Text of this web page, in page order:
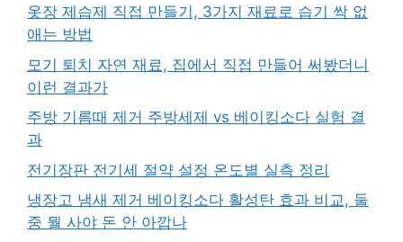
옷장 제습제 직접 만들기, 3가지 재료로 습기 싹 없
애는 방법
모기 퇴치 자연 재료, 집에서 직접 만들어 써봤더니
이런 결과가
주방 기름때 제거 주방세제 vs 베이킹소다 실험 결
과
전기장판 전기세 절약 설정 온도별 실측 정리
냉장고 냄새 제거 베이킹소다 활성탄 효과 비교, 둘
중 뭘 사야 돈 안 아깝나